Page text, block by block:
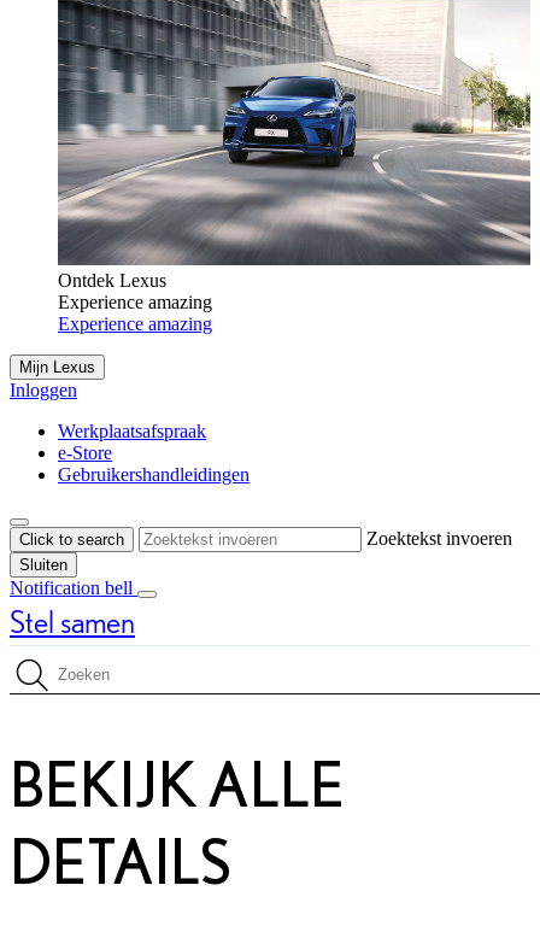
Ontdek Lexus
Experience amazing
Experience amazing
Mijn Lexus
Inloggen
Werkplaatsafspraak
e-Store
Gebruikershandleidingen
Click to search Zoektekst invoeren
Sluiten
Notification bell
Prijs bijgewerkt De prijs van uw configuratie is Vanaf € 53.995
Stel samen
Doorzoek specificaties
BEKIJK ALLE
DETAILS